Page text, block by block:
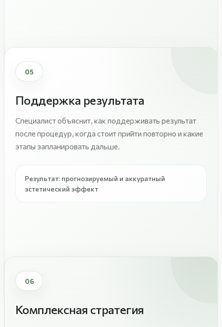
05
Поддержка результата
Специалист объяснит, как поддерживать результат
после процедур, когда стоит прийти повторно и какие
этапы запланировать дальше.
Результат: прогнозируемый и аккуратный
эстетический эффект
06
Комплексная стратегия